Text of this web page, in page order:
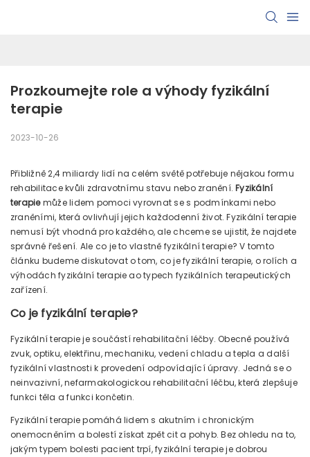
Prozkoumejte role a výhody fyzikální
terapie
2023-10-26
Přibližně 2,4 miliardy lidí na celém světě potřebuje nějakou formu
rehabilitace kvůli zdravotnímu stavu nebo zranění.Fyzikální
terapiemůže lidem pomoci vyrovnat se s podmínkami nebo
zraněními, která ovlivňují jejich každodenní život. Fyzikální terapie
nemusí být vhodná pro každého, ale chceme se ujistit, že najdete
správné řešení. Ale co je to vlastně fyzikální terapie? V tomto
článku budeme diskutovat o tom, co je fyzikální terapie, o rolích a
výhodách fyzikální terapie ao typech fyzikálních terapeutických
zařízení.
Co je fyzikální terapie?
Fyzikální terapie je součástí rehabilitační léčby. Obecně používá
zvuk, optiku, elektřinu, mechaniku, vedení chladu a tepla a další
fyzikální vlastnosti k provedení odpovídající úpravy. Jedná se o
neinvazivní, nefarmakologickou rehabilitační léčbu, která zlepšuje
funkci těla a funkci končetin.
Fyzikální terapie pomáhá lidem s akutním i chronickým
onemocněním a bolestí získat zpět cit a pohyb. Bez ohledu na to,
jakým typem bolesti pacient trpí, fyzikální terapie je dobrou